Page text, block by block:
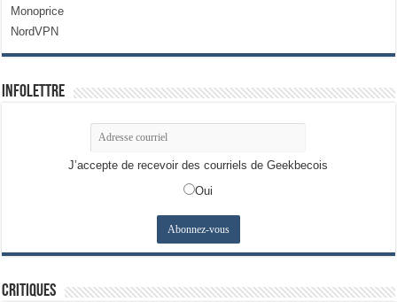
Monoprice
NordVPN
Infolettre
J’accepte de recevoir des courriels de Geekbecois
Oui
Critiques